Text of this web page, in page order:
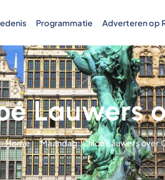
Programmatie Adverteren op
Lauwers
Home Maandag: Chloé Lauwers over